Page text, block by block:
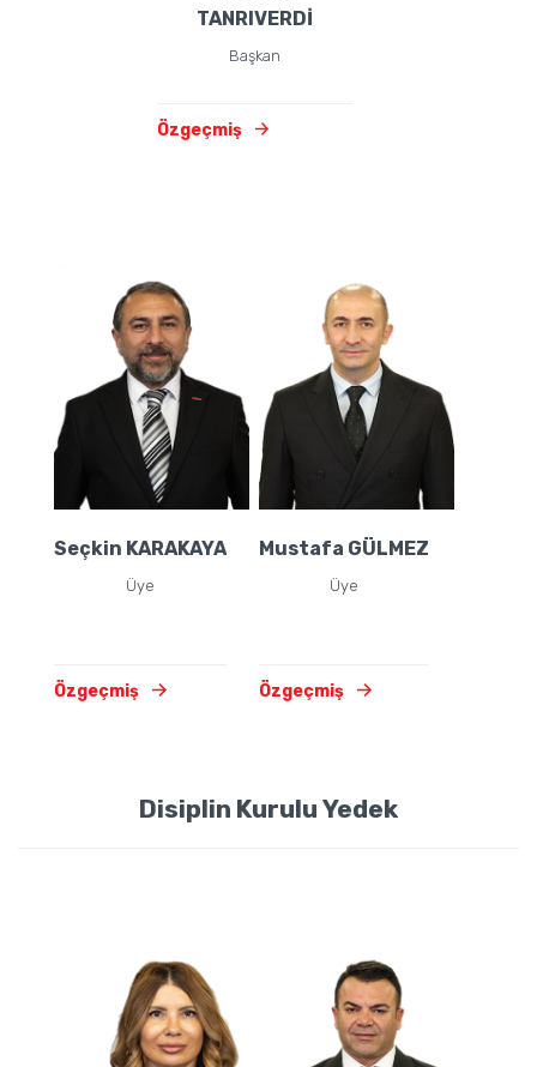
TANRIVERDİ
Başkan
Özgeçmiş
Seçkin KARAKAYA
Üye
Özgeçmiş
Mustafa GÜLMEZ
Üye
Özgeçmiş
Disiplin Kurulu Yedek